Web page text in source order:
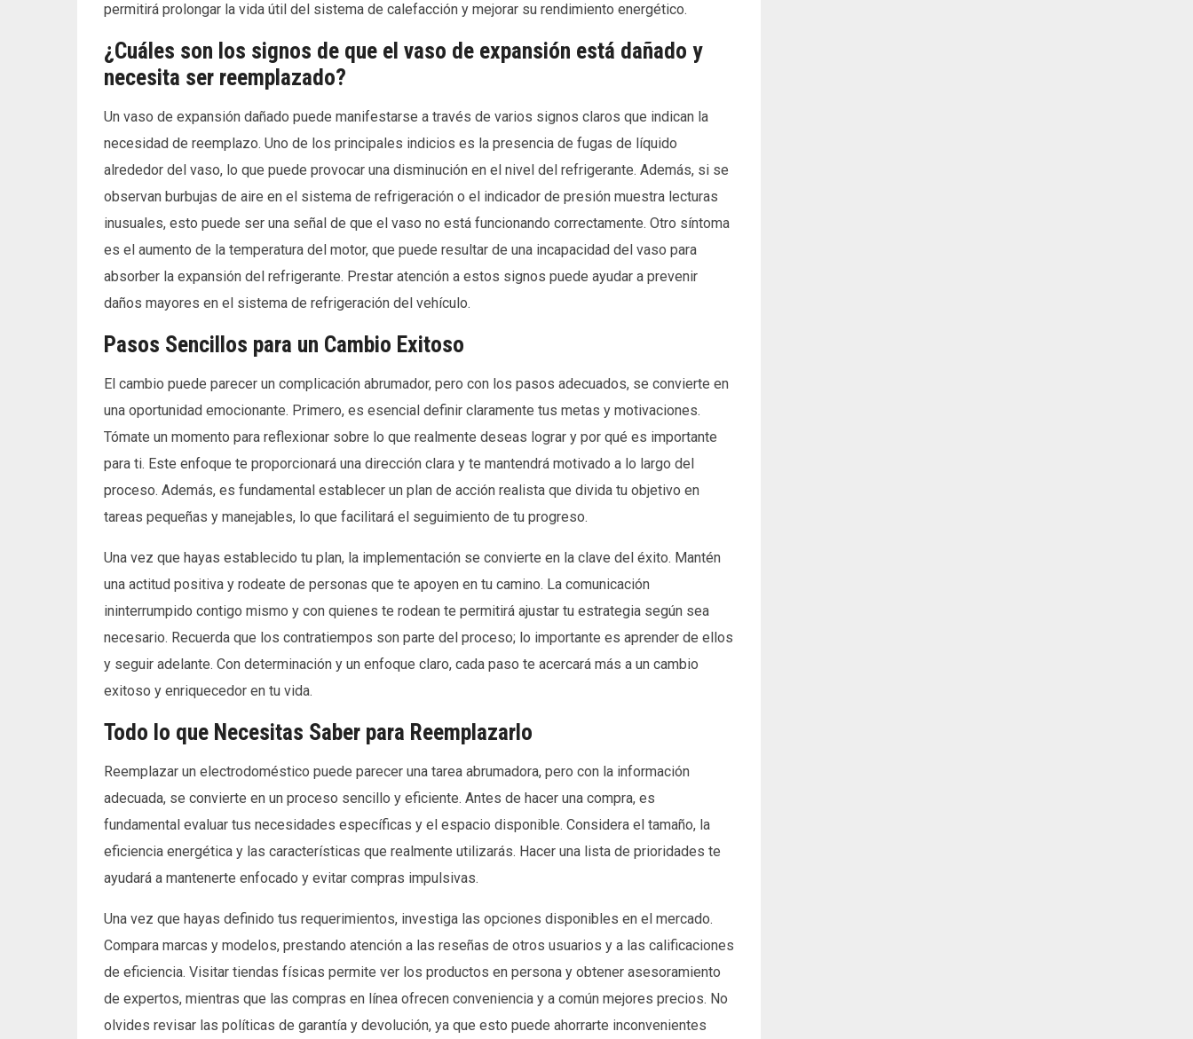
permitirá prolongar la vida útil del sistema de calefacción y mejorar su rendimiento energético.
¿Cuáles son los signos de que el vaso de expansión está dañado y
necesita ser reemplazado?
Un vaso de expansión dañado puede manifestarse a través de varios signos claros que indican la
necesidad de reemplazo. Uno de los principales indicios es la presencia de fugas de líquido
alrededor del vaso, lo que puede provocar una disminución en el nivel del refrigerante. Además, si se
observan burbujas de aire en el sistema de refrigeración o el indicador de presión muestra lecturas
inusuales, esto puede ser una señal de que el vaso no está funcionando correctamente. Otro síntoma
es el aumento de la temperatura del motor, que puede resultar de una incapacidad del vaso para
absorber la expansión del refrigerante. Prestar atención a estos signos puede ayudar a prevenir
daños mayores en el sistema de refrigeración del vehículo.
Pasos Sencillos para un Cambio Exitoso
El cambio puede parecer un complicación abrumador, pero con los pasos adecuados, se convierte en
una oportunidad emocionante. Primero, es esencial definir claramente tus metas y motivaciones.
Tómate un momento para reflexionar sobre lo que realmente deseas lograr y por qué es importante
para ti. Este enfoque te proporcionará una dirección clara y te mantendrá motivado a lo largo del
proceso. Además, es fundamental establecer un plan de acción realista que divida tu objetivo en
tareas pequeñas y manejables, lo que facilitará el seguimiento de tu progreso.
Una vez que hayas establecido tu plan, la implementación se convierte en la clave del éxito. Mantén
una actitud positiva y rodeate de personas que te apoyen en tu camino. La comunicación
ininterrumpido contigo mismo y con quienes te rodean te permitirá ajustar tu estrategia según sea
necesario. Recuerda que los contratiempos son parte del proceso; lo importante es aprender de ellos
y seguir adelante. Con determinación y un enfoque claro, cada paso te acercará más a un cambio
exitoso y enriquecedor en tu vida.
Todo lo que Necesitas Saber para Reemplazarlo
Reemplazar un electrodoméstico puede parecer una tarea abrumadora, pero con la información
adecuada, se convierte en un proceso sencillo y eficiente. Antes de hacer una compra, es
fundamental evaluar tus necesidades específicas y el espacio disponible. Considera el tamaño, la
eficiencia energética y las características que realmente utilizarás. Hacer una lista de prioridades te
ayudará a mantenerte enfocado y evitar compras impulsivas.
Una vez que hayas definido tus requerimientos, investiga las opciones disponibles en el mercado.
Compara marcas y modelos, prestando atención a las reseñas de otros usuarios y a las calificaciones
de eficiencia. Visitar tiendas físicas permite ver los productos en persona y obtener asesoramiento
de expertos, mientras que las compras en línea ofrecen conveniencia y a común mejores precios. No
olvides revisar las políticas de garantía y devolución, ya que esto puede ahorrarte inconvenientes